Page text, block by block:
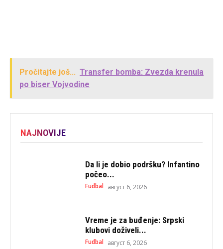
Pročitajte još... Transfer bomba: Zvezda krenula
po biser Vojvodine
NAJNOVIJE
Da li je dobio podršku? Infantino
počeo...
Fudbal август 6, 2026
Vreme je za buđenje: Srpski
klubovi doživeli...
Fudbal август 6, 2026